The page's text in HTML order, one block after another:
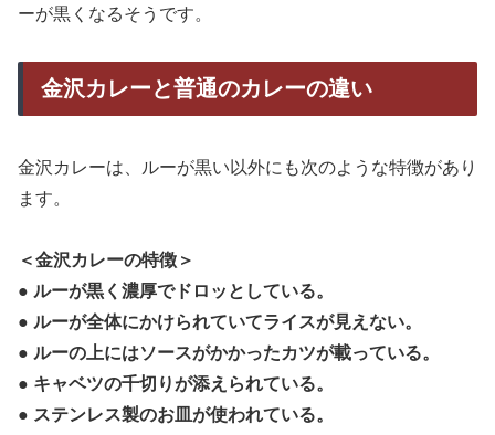
ーが黒くなるそうです。
金沢カレーと普通のカレーの違い
金沢カレーは、ルーが黒い以外にも次のような特徴があり
ます。
＜金沢カレーの特徴＞
● ルーが黒く濃厚でドロッとしている。
● ルーが全体にかけられていてライスが見えない。
● ルーの上にはソースがかかったカツが載っている。
● キャベツの千切りが添えられている。
● ステンレス製のお皿が使われている。